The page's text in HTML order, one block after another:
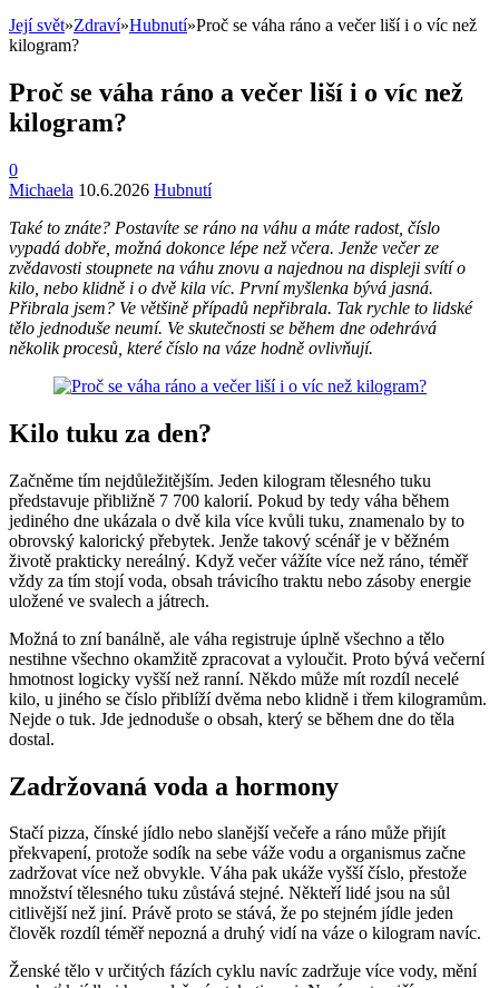
Její svět»Zdraví»Hubnutí»Proč se váha ráno a večer liší i o víc než
kilogram?
Proč se váha ráno a večer liší i o víc než
kilogram?
0
Michaela 10.6.2026 Hubnutí
Také to znáte? Postavíte se ráno na váhu a máte radost, číslo
vypadá dobře, možná dokonce lépe než včera. Jenže večer ze
zvědavosti stoupnete na váhu znovu a najednou na displeji svítí o
kilo, nebo klidně i o dvě kila víc. První myšlenka bývá jasná.
Přibrala jsem? Ve většině případů nepřibrala. Tak rychle to lidské
tělo jednoduše neumí. Ve skutečnosti se během dne odehrává
několik procesů, které číslo na váze hodně ovlivňují.
Kilo tuku za den?
Začněme tím nejdůležitějším. Jeden kilogram tělesného tuku
představuje přibližně 7 700 kalorií. Pokud by tedy váha během
jediného dne ukázala o dvě kila více kvůli tuku, znamenalo by to
obrovský kalorický přebytek. Jenže takový scénář je v běžném
životě prakticky nereálný. Když večer vážíte více než ráno, téměř
vždy za tím stojí voda, obsah trávicího traktu nebo zásoby energie
uložené ve svalech a játrech.
Možná to zní banálně, ale váha registruje úplně všechno a tělo
nestihne všechno okamžitě zpracovat a vyloučit. Proto bývá večerní
hmotnost logicky vyšší než ranní. Někdo může mít rozdíl necelé
kilo, u jiného se číslo přiblíží dvěma nebo klidně i třem kilogramům.
Nejde o tuk. Jde jednoduše o obsah, který se během dne do těla
dostal.
Zadržovaná voda a hormony
Stačí pizza, čínské jídlo nebo slanější večeře a ráno může přijít
překvapení, protože sodík na sebe váže vodu a organismus začne
zadržovat více než obvykle. Váha pak ukáže vyšší číslo, přestože
množství tělesného tuku zůstává stejné. Někteří lidé jsou na sůl
citlivější než jiní. Právě proto se stává, že po stejném jídle jeden
člověk rozdíl téměř nepozná a druhý vidí na váze o kilogram navíc.
Ženské tělo v určitých fázích cyklu navíc zadržuje více vody, mění